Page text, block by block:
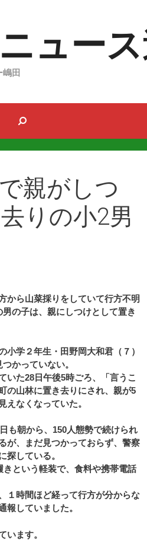
ュー
嶋田
親がしつ
りの小2男
から山菜採りをしていて行方不明
の子は、親にしつけとして置き
学２年生・田野岡大和君（７）
かっていない。
いた28日午後5時ごろ、「言うこ
の山林に置き去りにされ、親が5
えなくなっていた。
も朝から、150人態勢で続けられ
が、まだ見つかっておらず、警察
探している。
という軽装で、食料や携帯電話
１時間ほど経って行方が分からな
報していました。
います。